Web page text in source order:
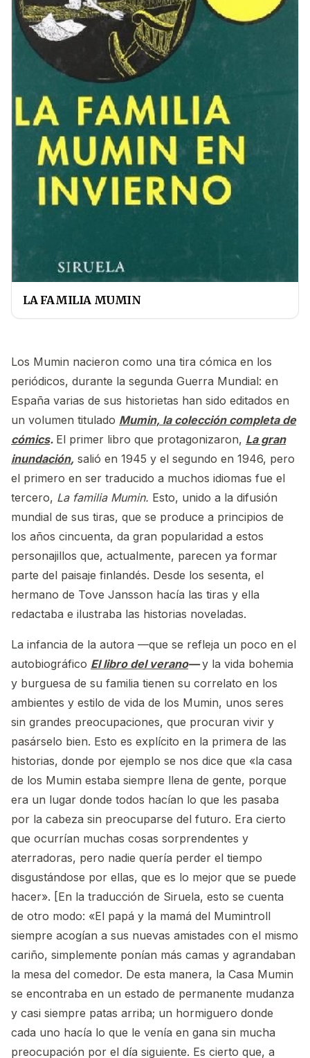
LA FAMILIA MUMIN
Los Mumin nacieron como una tira cómica en los
periódicos, durante la segunda Guerra Mundial: en
España varias de sus historietas han sido editados en
un volumen titulado Mumin, la colección completa de
cómics. El primer libro que protagonizaron, La gran
inundación, salió en 1945 y el segundo en 1946, pero
el primero en ser traducido a muchos idiomas fue el
tercero, La familia Mumin. Esto, unido a la difusión
mundial de sus tiras, que se produce a principios de
los años cincuenta, da gran popularidad a estos
personajillos que, actualmente, parecen ya formar
parte del paisaje finlandés. Desde los sesenta, el
hermano de Tove Jansson hacía las tiras y ella
redactaba e ilustraba las historias noveladas.
La infancia de la autora —que se refleja un poco en el
autobiográfico El libro del verano—y la vida bohemia
y burguesa de su familia tienen su correlato en los
ambientes y estilo de vida de los Mumin, unos seres
sin grandes preocupaciones, que procuran vivir y
pasárselo bien. Esto es explícito en la primera de las
historias, donde por ejemplo se nos dice que «la casa
de los Mumin estaba siempre llena de gente, porque
era un lugar donde todos hacían lo que les pasaba
por la cabeza sin preocuparse del futuro. Era cierto
que ocurrían muchas cosas sorprendentes y
aterradoras, pero nadie quería perder el tiempo
disgustándose por ellas, que es lo mejor que se puede
hacer». [En la traducción de Siruela, esto se cuenta
de otro modo: «El papá y la mamá del Mumintroll
siempre acogían a sus nuevas amistades con el mismo
cariño, simplemente ponían más camas y agrandaban
la mesa del comedor. De esta manera, la Casa Mumin
se encontraba en un estado de permanente mudanza
y casi siempre patas arriba; un hormiguero donde
cada uno hacía lo que le venía en gana sin mucha
preocupación por el día siguiente. Es cierto que, a